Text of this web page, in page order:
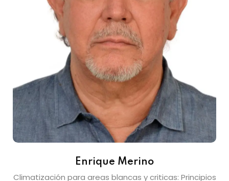
Enrique Merino
Climatización para areas blancas y criticas: Principios